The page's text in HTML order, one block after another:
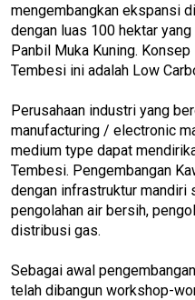
mengembangkan ekspansi
dengan luas 100 hektar
Panbil Muka Kuning.
Tembesi ini adalah Low
Perusahaan industri yang
manufacturing / electronic
medium type dapat
Tembesi. Pengembangan
dengan infrastruktur
pengolahan air bersih,
distribusi gas.
Sebagai awal
telah dibangun workshop-